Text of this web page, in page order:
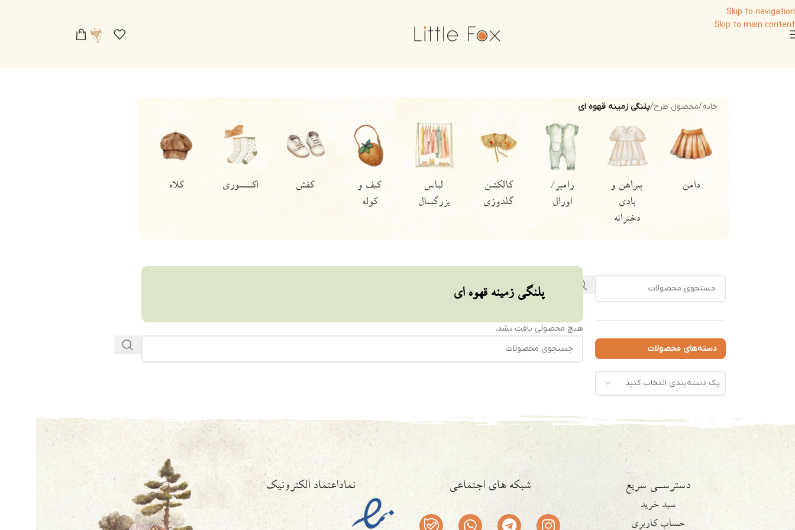
Skip to navigation
Skip to main content
خانه/محصول طرح/پلنگی زمینه قهوه ای
هودی و
شومیز و
بادی
دخترانه
پیراهن و
بادی
سرهمی بیلر
تیشرت و
بلوز و
شلوار/
کت/پالتو
جلیقه/
دسته‌های محصولات
یک دسته‌بندی انتخاب کنید
پلنگی زمینه قهوه ای
هیچ محصولی یافت نشد.
دسترسـی سریع
سبد خرید
حساب کاربری
شبکه های اجتماعی نماداعتماد الکترونیک